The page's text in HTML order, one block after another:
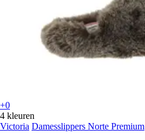
+0
4 kleuren
Victoria Damesslippers Norte Premium